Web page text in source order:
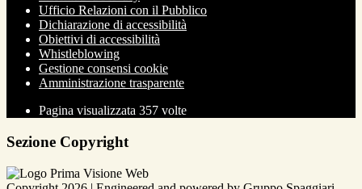
Ufficio Relazioni con il Pubblico
Dichiarazione di accessibilità
Obiettivi di accessibilità
Whistleblowing
Gestione consensi cookie
Amministrazione trasparente
Pagina visualizzata 357 volte
Sezione Copyright